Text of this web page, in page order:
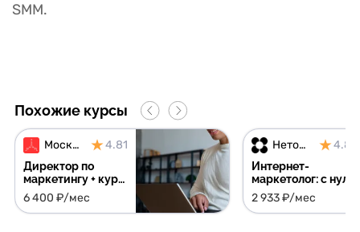
SMM.
Похожие курсы
Московская Бизнес Академия 4.81
Директор по
маркетингу + курс
в подарок
6 400 ₽/мес
Нетология 4.81
Интернет-
маркетолог: с нуля
до специалиста +
курс в подарок
2 933 ₽/мес